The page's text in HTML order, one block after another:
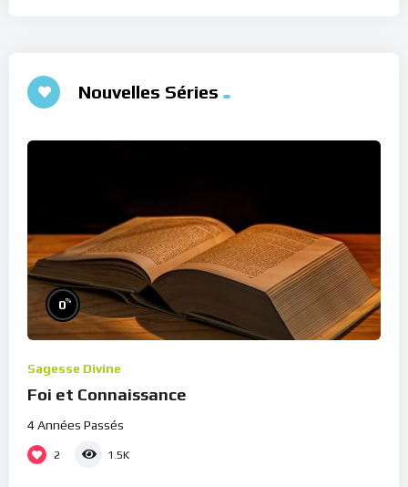
Nouvelles Séries
0%
Sagesse Divine
Foi et Connaissance
4 Années Passés
2 1.5K